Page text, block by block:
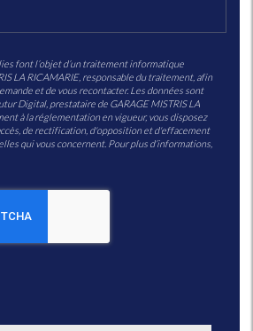
font l’objet d’un traitement informatique
LA RICAMARIE, responsable du traitement, afin
et de vous recontacter. Les données sont
Digital, prestataire de GARAGE MISTRIS LA
à la réglementation en vigueur, vous disposez
de rectification, d'opposition et d'effacement
qui vous concernent. Pour plus d’informations,